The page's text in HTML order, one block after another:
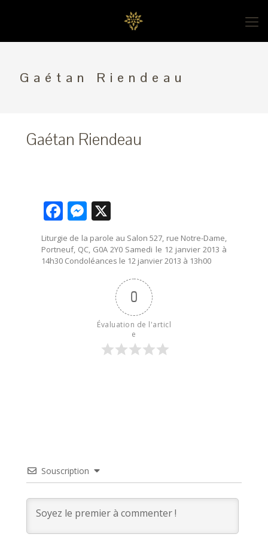
Gaétan Riendeau
Gaétan Riendeau
Facebook
Messenger
Liturgie de la parole au Salon 527, rue Notre-Dame,
Portneuf, QC, G0A 2Y0 Samedi le 12 janvier 2013 à
14h30 Condoléances le 12 janvier 2013 à 13h00
0
Évaluation de l'articl
e
Souscription